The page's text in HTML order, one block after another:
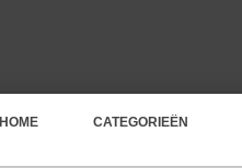
HOME CATEGORIEËN